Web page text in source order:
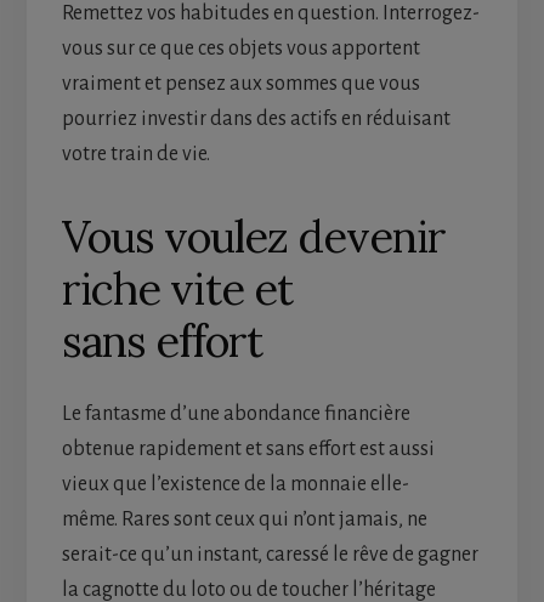
Remettez vos habitudes en question. Interrogez-
vous sur ce que ces objets vous apportent
vraiment et pensez aux sommes que vous
pourriez investir dans des actifs en réduisant
votre train de vie.
Vous voulez devenir
riche vite et
sans effort
Le fantasme d’une abondance financière
obtenue rapidement et sans effort est aussi
vieux que l’existence de la monnaie elle-
même. Rares sont ceux qui n’ont jamais, ne
serait-ce qu’un instant, caressé le rêve de gagner
la cagnotte du loto ou de toucher l’héritage